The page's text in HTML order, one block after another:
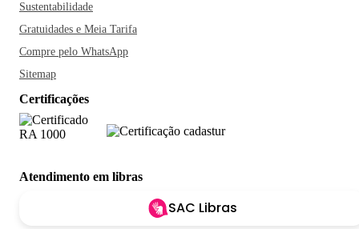
Sustentabilidade
Gratuidades e Meia Tarifa
Compre pelo WhatsApp
Sitemap
Certificações
Atendimento em libras
SAC Libras